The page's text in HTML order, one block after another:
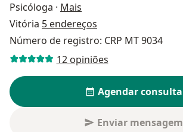
Psicóloga · Mais
Vitória 5 endereços
Número de registro: CRP MT 9034
12 opiniões
Agendar consulta
Enviar mensagem